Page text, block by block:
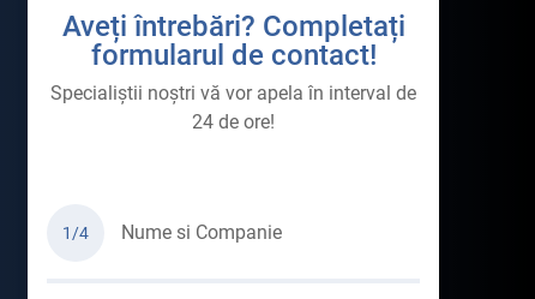
Aveți întrebări? Completați
formularul de contact!
Specialiștii noștri vă vor apela în interval de
24 de ore!
1/4 Nume si Companie